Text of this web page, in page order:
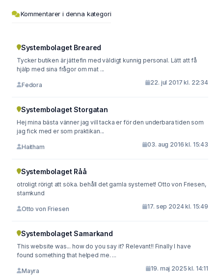
Kommentarer i denna kategori
Systembolaget Breared
Tycker butiken är jättefin med väldigt kunnig personal. Lätt att få
hjälp med sina frågor om mat ...
Fedora 22. jul 2017 kl. 22:34
Systembolaget Storgatan
Hej mina bästa vänner jag vill tacka er för den underbara tiden som
jag fick med er som praktikan...
Haitham 03. aug 2016 kl. 15:43
Systembolaget Råå
otroligt rörigt att söka. behåll det gamla systemet! Otto von Friesen,
stamkund
Otto von Friesen 17. sep 2024 kl. 15:49
Systembolaget Samarkand
This website was... how do you say it? Relevant!! Finally I have
found something that helped me. ...
Mayra 19. maj 2025 kl. 14:11